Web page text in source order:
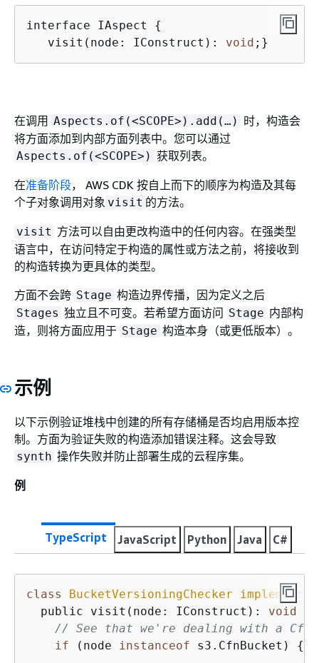
interface IAspect {
   visit(node: IConstruct):
void ;}
在调用 Aspects.of(<SCOPE>).add(…​) 时，构造会
将方面添加到内部方面列表中。您可以通过
Aspects.of(<SCOPE>) 获取列表。
在准备阶段， AWS CDK 按自上而下的顺序为构造及其每
个子对象调用对象 visit 的方法。
visit 方法可以自由更改构造中的任何内容。在强类型
语言中，在访问特定于构造的属性或方法之前，将接收到
的构造转换为更具体的类型。
方面不会跨 Stage 构造边界传播，因为定义之后
Stages 独立且不可变。若希望方面访问 Stage 内部构
造，则将方面应用于 Stage 构造本身（或更低版本）。
示例
以下示例验证堆栈中创建的所有存储桶是否均启用版本控
制。方面为验证失败的构造添加错误注释。这会导致
synth 操作失败并防止部署生成的云程序集。
例
TypeScript JavaScript Python Java C#
class BucketVersioningChecker implements
  public visit(node: IConstruct):
void
// See that we're dealing with a
if (node instanceof s3.CfnBucket) {